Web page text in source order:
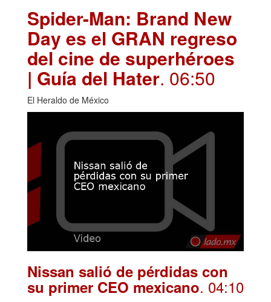
Spider-Man: Brand New
Day es el GRAN regreso
del cine de superhéroes
| Guía del Hater. 06:50
El Heraldo de México
Nissan salió de pérdidas con
su primer CEO mexicano. 04:10